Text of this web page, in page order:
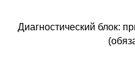
Диагностический блок: